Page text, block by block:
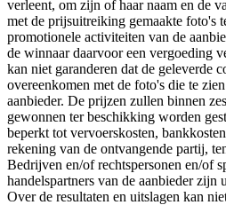
verleent, om zijn of haar naam en de
met de prijsuitreiking gemaakte foto's
promotionele activiteiten van de
de winnaar daarvoor een vergoeding
kan niet garanderen dat de geleverde
overeenkomen met de foto's die te
aanbieder. De prijzen zullen binnen
gewonnen ter beschikking worden
beperkt tot vervoerskosten,
rekening van de ontvangende partij,
Bedrijven en/of rechtspersonen en/of
handelspartners van de aanbieder zijn
Over de resultaten en uitslagen kan